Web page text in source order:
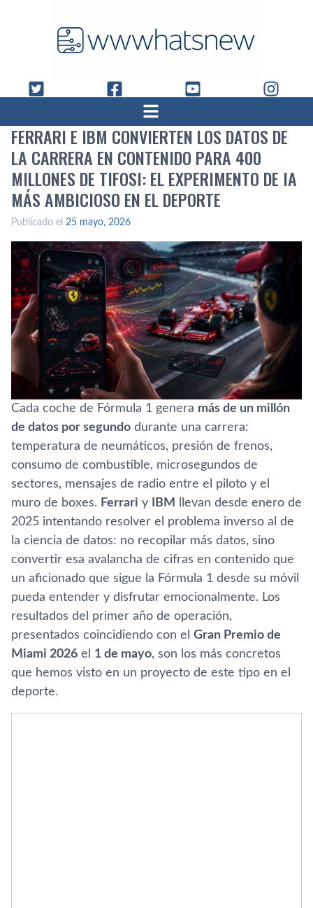
FERRARI E IBM CONVIERTEN LOS DATOS DE
LA CARRERA EN CONTENIDO PARA 400
MILLONES DE TIFOSI: EL EXPERIMENTO DE IA
MÁS AMBICIOSO EN EL DEPORTE
Publicado el 25 mayo, 2026
Cada coche de Fórmula 1 genera más de un millón
de datos por segundo durante una carrera:
temperatura de neumáticos, presión de frenos,
consumo de combustible, microsegundos de
sectores, mensajes de radio entre el piloto y el
muro de boxes. Ferrari y IBM
llevan desde enero de
2025 intentando resolver el problema inverso al de
la ciencia de datos: no recopilar más datos, sino
convertir esa avalancha de cifras en contenido que
un aficionado que sigue la Fórmula 1 desde su móvil
pueda entender y disfrutar emocionalmente. Los
resultados del primer año de operación,
presentados coincidiendo con el Gran Premio de
Miami 2026 el 1 de mayo, son los más concretos
que hemos visto en un proyecto de este tipo en el
deporte.